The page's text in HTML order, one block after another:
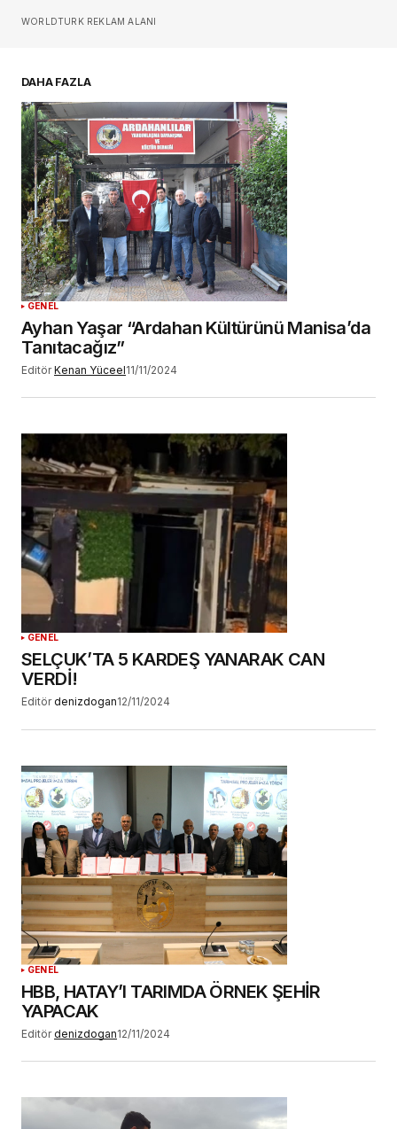
Sizin adınız*
Daha sonraki yorumlarımda kullanılması için
adım, e-posta adresim ve site adresim bu
tarayıcıya kaydedilsin.
YORUM GÖNDER
WORLDTURK REKLAM ALANI
DAHA FAZLA
GENEL
Ayhan Yaşar “Ardahan Kültürünü Manisa’da
Tanıtacağız”
Editör Kenan Yüceel11/11/2024
GENEL
SELÇUK’TA 5 KARDEŞ YANARAK CAN
VERDİ!
Editör denizdogan12/11/2024
GENEL
HBB, HATAY’I TARIMDA ÖRNEK ŞEHİR
YAPACAK
Editör denizdogan12/11/2024